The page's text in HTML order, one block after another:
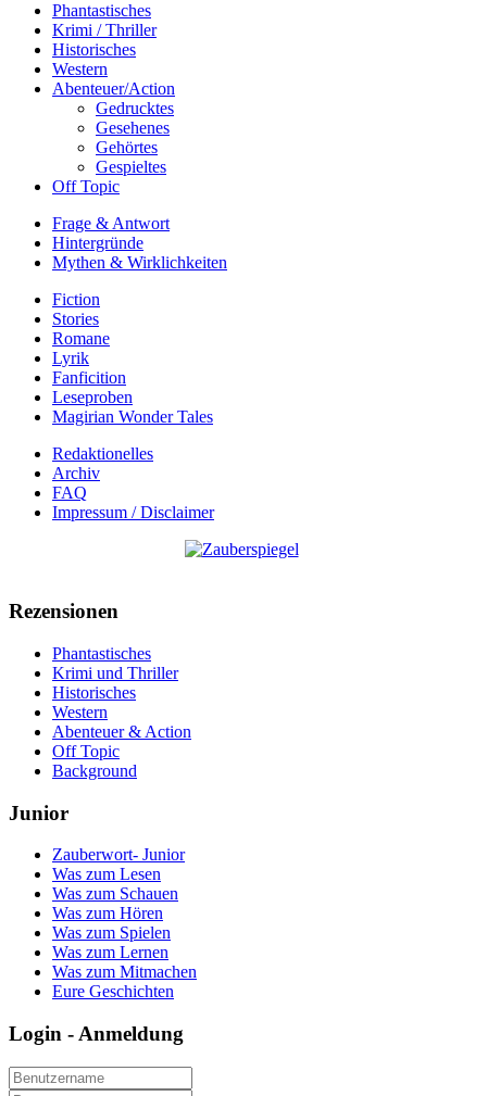
Phantastisches
Krimi / Thriller
Historisches
Western
Abenteuer/Action
Gedrucktes
Gesehenes
Gehörtes
Gespieltes
Off Topic
Frage & Antwort
Hintergründe
Mythen & Wirklichkeiten
Fiction
Stories
Romane
Lyrik
Fanficition
Leseproben
Magirian Wonder Tales
Redaktionelles
Archiv
FAQ
Impressum / Disclaimer
Rezensionen
Phantastisches
Krimi und Thriller
Historisches
Western
Abenteuer & Action
Off Topic
Background
Junior
Zauberwort- Junior
Was zum Lesen
Was zum Schauen
Was zum Hören
Was zum Spielen
Was zum Lernen
Was zum Mitmachen
Eure Geschichten
Login - Anmeldung